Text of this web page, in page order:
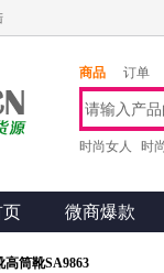
商品 订单
时尚女人 时
页 微商爆款
筒靴SA9863